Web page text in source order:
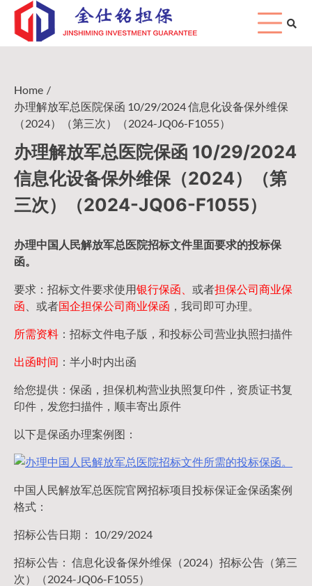
Skip
content
Home
办理解放军总医院保函 10/29/2024 信息化设备保外维保
（2024）（第三次）（2024-JQ06-F1055）
办理解放军总医院保函 10/29/2024
信息化设备保外维保（2024）（第
三次）（2024-JQ06-F1055）
办理中国人民解放军总医院招标文件里面要求的投标保
函。
要求：招标文件要求使用银行保函、 或者担保公司商业保
函 、或者国企担保公司商业保函 ，我司即可办理。
所需资料 ：招标文件电子版，和投标公司营业执照扫描件
出函时间 ：半小时内出函
给您提供：保函，担保机构营业执照复印件，资质证书复
印件，发您扫描件，顺丰寄出原件
以下是保函办理案例图：
中国人民解放军总医院官网招标项目投标保证金保函案例
格式：
招标公告日期： 10/29/2024
招标公告： 信息化设备保外维保（2024）招标公告（第三
次）（2024-JQ06-F1055）